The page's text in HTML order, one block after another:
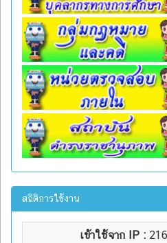
สถิติการใช้งาน
เข้าใช้จาก IP :